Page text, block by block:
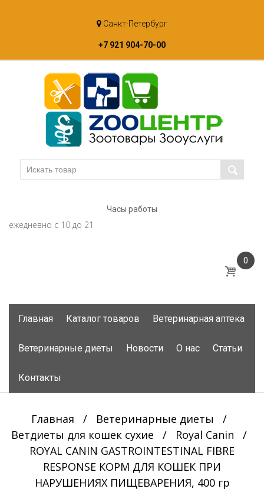
to
Санкт-Петербург
+7 921 904-70-00
Часы работы
ежедневно с 10 до 21
0
Главная Каталог товаров Ветеринарная аптека
Ветеринарные диеты Новости О нас Статьи
Контакты
Главная / Ветеринарные диеты
/
Ветдиеты для кошек сухие
/ Royal Canin
/
ROYAL CANIN GASTROINTESTINAL FIBRE
RESPONSE КОРМ ДЛЯ КОШЕК ПРИ
НАРУШЕНИЯХ ПИЩЕВАРЕНИЯ, 400 гр